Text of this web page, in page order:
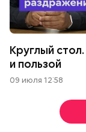
Круглый
и пользой
09 июля 12:58